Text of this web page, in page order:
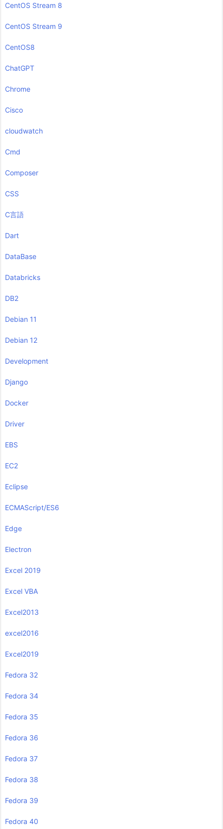
CentOS Stream 8
CentOS Stream 9
CentOS8
ChatGPT
Chrome
Cisco
cloudwatch
Cmd
Composer
CSS
C言語
Dart
DataBase
Databricks
DB2
Debian 11
Debian 12
Development
Django
Docker
Driver
EBS
EC2
Eclipse
ECMAScript/ES6
Edge
Electron
Excel 2019
Excel VBA
Excel2013
excel2016
Excel2019
Fedora 32
Fedora 34
Fedora 35
Fedora 36
Fedora 37
Fedora 38
Fedora 39
Fedora 40